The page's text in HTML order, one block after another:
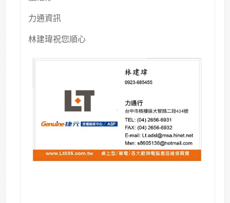
力通資訊
林建瑋祝您順心